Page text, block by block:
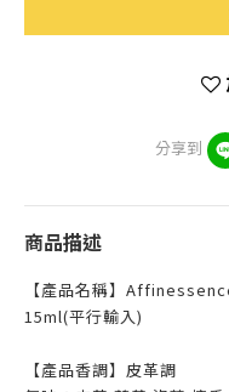
分享到
商品描述
【產品名稱】
15ml(平行輸入)
【產品香調】皮革調